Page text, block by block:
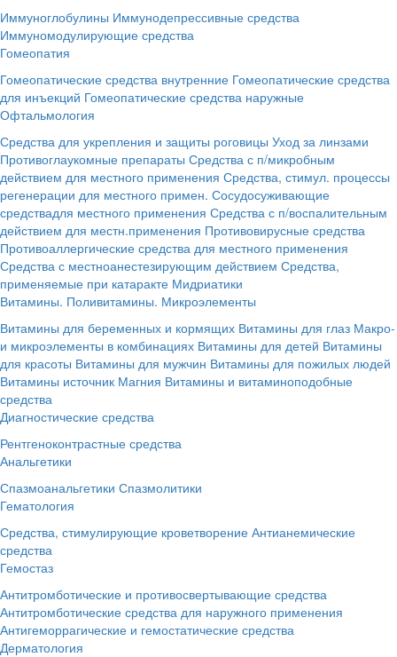
Иммуноглобулины Иммунодепрессивные средства
Иммуномодулирующие средства
Гомеопатия
Гомеопатические средства внутренние Гомеопатические средства
для инъекций Гомеопатические средства наружные
Офтальмология
Средства для укрепления и защиты роговицы Уход за линзами
Противоглаукомные препараты Средства с п/микробным
действием для местного применения Средства, стимул. процессы
регенерации для местного примен. Сосудосуживающие
средствадля местного применения Средства с п/воспалительным
действием для местн.применения Противовирусные средства
Противоаллергические средства для местного применения
Средства с местноанестезирующим действием Средства,
применяемые при катаракте Мидриатики
Витамины. Поливитамины. Микроэлементы
Витамины для беременных и кормящих Витамины для глаз Макро-
и микроэлементы в комбинациях Витамины для детей Витамины
для красоты Витамины для мужчин Витамины для пожилых людей
Витамины источник Магния Витамины и витаминоподобные
средства
Диагностические средства
Рентгеноконтрастные средства
Анальгетики
Спазмоанальгетики Спазмолитики
Гематология
Средства, стимулирующие кроветворение Антианемические
средства
Гемостаз
Антитромботические и противосвертывающие средства
Антитромботические средства для наружного применения
Антигеморрагические и гемостатические средства
Дерматология